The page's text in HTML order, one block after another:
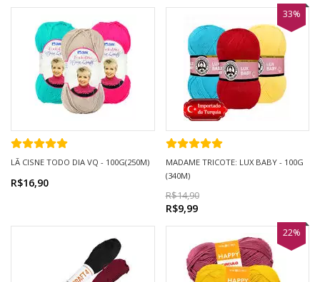
LÃ CISNE TODO DIA VQ - 100G(250M)
R$16,90
MADAME TRICOTE: LUX BABY - 100G
(340M)
R$14,90
R$9,99
33%
22%